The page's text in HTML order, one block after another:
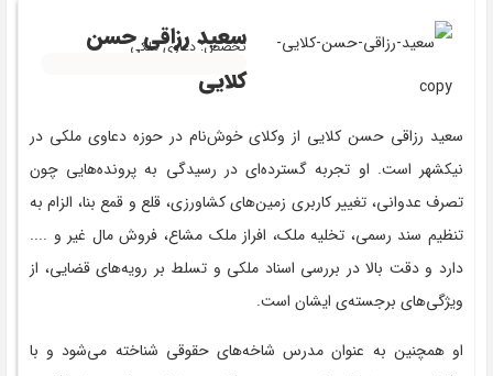
سعید رزاقی حسن
کلایی
تخصص: دعاوی ملکی
سعید رزاقی حسن کلایی از وکلای خوش‌نام در حوزه دعاوی ملکی در
نیکشهر است. او تجربه گسترده‌ای در رسیدگی به پرونده‌هایی چون
تصرف عدوانی، تغییر کاربری زمین‌های کشاورزی، قلع و قمع بنا، الزام به
تنظیم سند رسمی، تخلیه ملک، افراز ملک مشاع، فروش مال غیر و ....
دارد و دقت بالا در بررسی اسناد ملکی و تسلط بر رویه‌های قضایی، از
ویژگی‌های برجسته‌ی ایشان است.
او همچنین به عنوان مدرس شاخه‌های حقوقی شناخته می‌شود و با